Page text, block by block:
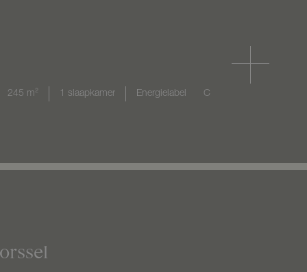
245 m² 1 slaapkamer Energielabel C